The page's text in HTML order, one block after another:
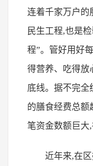
连着千家万户的
民生工程,也是
程”。管好用好
得营养、吃得放
底线。据不完全
的膳食经费总
笔资金数额巨大
近年来,在